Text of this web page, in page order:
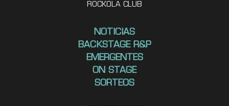
ROCKOLA CLUB
NOTICIAS
BACKSTAGE R&P
EMERGENTES
ON STAGE
SORTEOS